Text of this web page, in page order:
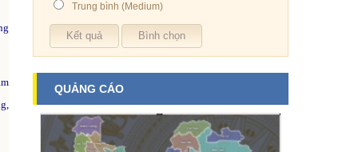
Trung bình (Medium)
QUẢNG CÁO